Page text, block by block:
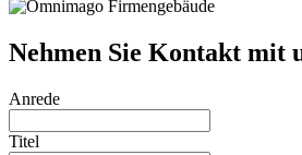
Nehmen Sie Kontakt mit
Anrede
Titel